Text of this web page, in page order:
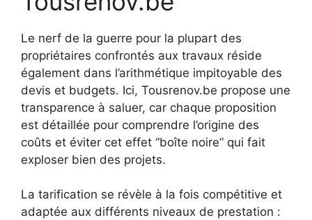
Le nerf de la guerre pour la plupart des
propriétaires confrontés aux travaux réside
également dans l’arithmétique impitoyable des
devis et budgets. Ici, Tousrenov.be propose une
transparence à saluer, car chaque proposition
est détaillée pour comprendre l’origine des
coûts et éviter cet effet “boîte noire” qui fait
exploser bien des projets.
La tarification se révèle à la fois compétitive et
adaptée aux différents niveaux de prestation :